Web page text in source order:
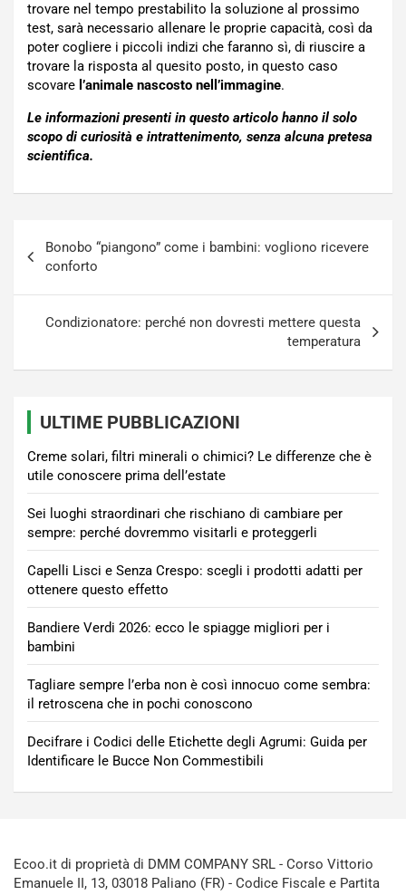
trovare nel tempo prestabilito la soluzione al prossimo
test, sarà necessario allenare le proprie capacità, così da
poter cogliere i piccoli indizi che faranno sì, di riuscire a
trovare la risposta al quesito posto, in questo caso
scovare l’animale nascosto nell’immagine.
Le informazioni presenti in questo articolo hanno il solo
scopo di curiosità e intrattenimento, senza alcuna pretesa
scientifica.
articoli
Bonobo “piangono” come i bambini: vogliono ricevere
conforto
Condizionatore: perché non dovresti mettere questa
temperatura
ULTIME PUBBLICAZIONI
Creme solari, filtri minerali o chimici? Le differenze che è
utile conoscere prima dell’estate
Sei luoghi straordinari che rischiano di cambiare per
sempre: perché dovremmo visitarli e proteggerli
Capelli Lisci e Senza Crespo: scegli i prodotti adatti per
ottenere questo effetto
Bandiere Verdi 2026: ecco le spiagge migliori per i
bambini
Tagliare sempre l’erba non è così innocuo come sembra:
il retroscena che in pochi conoscono
Decifrare i Codici delle Etichette degli Agrumi: Guida per
Identificare le Bucce Non Commestibili
Ecoo.it di proprietà di DMM COMPANY SRL - Corso Vittorio
Emanuele II, 13, 03018 Paliano (FR) - Codice Fiscale e Partita